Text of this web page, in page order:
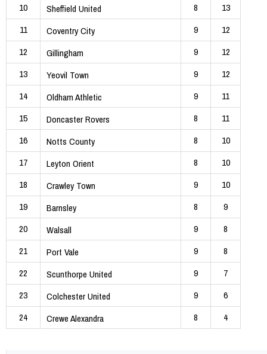
10
Sheffield United 8
13
11
Coventry City 9
12
12
Gillingham 9
12
13
Yeovil Town 9
12
14
Oldham Athletic 9
11
15
Doncaster Rovers 8
11
16
Notts County 8
10
17
Leyton Orient 8
10
18
Crawley Town 9
10
19
Barnsley 8
9
20
Walsall 9
8
21
Port Vale 9
8
22
Scunthorpe United 9
7
23
Colchester United 9
6
24
Crewe Alexandra 8 4